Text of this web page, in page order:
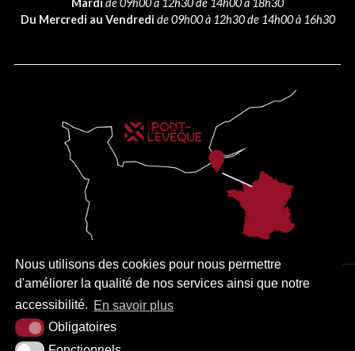
Nous utilisons des cookies pour nous permettre
d'améliorer la qualité de nos services ainsi que notre
accessibilité. En savoir plus
Obligatoires
Mardi de 09h00 à 12h30 de 14h00 à 18h30
Du Mercredi au Vendredi de 09h00 à 12h30 de 14h00 à 16h30
PLAN DU SITE MENTIONS LÉGALES ACCESSIBILITÉ